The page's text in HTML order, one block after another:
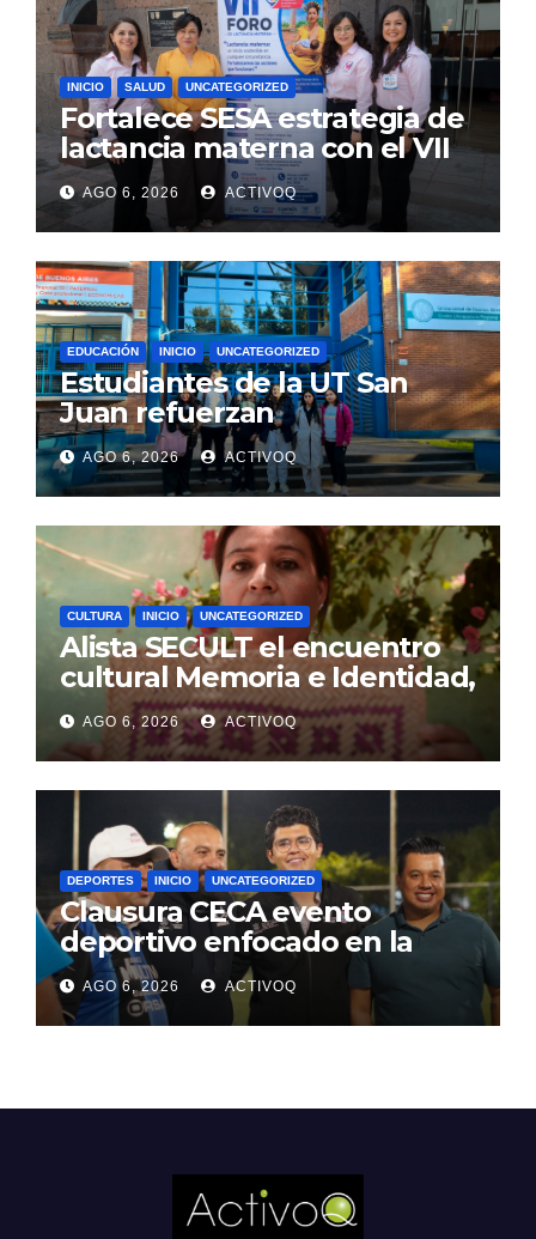
INICIO SALUD UNCATEGORIZED
Fortalece SESA estrategia de
lactancia materna con el VII
Foro Estatal en la UAQ
AGO 6, 2026 ACTIVOQ
EDUCACIÓN INICIO UNCATEGORIZED
Estudiantes de la UT San
Juan refuerzan
conocimientos de turismo
rural, en Argentina
AGO 6, 2026 ACTIVOQ
CULTURA INICIO UNCATEGORIZED
Alista SECULT el encuentro
cultural Memoria e Identidad,
en Jalpan de Serra
AGO 6, 2026 ACTIVOQ
DEPORTES INICIO UNCATEGORIZED
Clausura CECA evento
deportivo enfocado en la
prevención y tratamiento de
adicciones
AGO 6, 2026 ACTIVOQ